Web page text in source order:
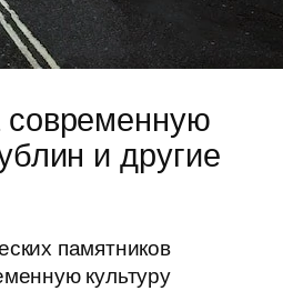
современную
и другие
памятников
культуру